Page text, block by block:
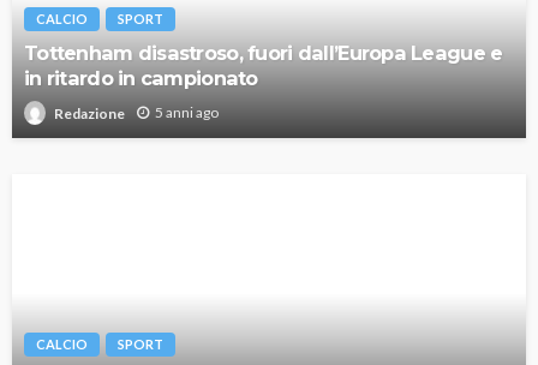
CALCIO SPORT
Tottenham disastroso, fuori dall’Europa League e
in ritardo in campionato
Redazione 5 anni ago
CALCIO SPORT